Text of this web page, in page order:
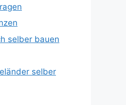
selber bauen
selber